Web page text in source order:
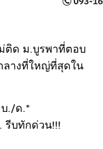
ติด ม.บูรพาที่ตอบ
างที่ใหญ่ที่สุดใน
บ./ด.*
รีบทักด่วน!!!